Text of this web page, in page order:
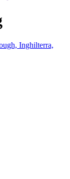
Inghilterra,